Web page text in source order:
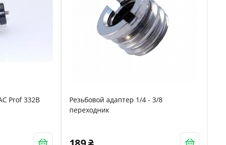
Prof 332B
Резьбовой адаптер 1/4 - 3/8
переходник